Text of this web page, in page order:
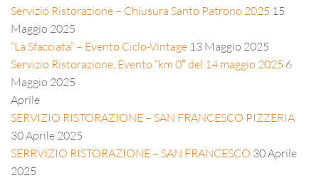
Servizio Ristorazione – Chiusura Santo Patrono 2025 15
Maggio 2025
“La Sfacciata” – Evento Ciclo-Vintage 13 Maggio 2025
Servizio Ristorazione, Evento “km 0″ del 14 maggio 2025 6
Maggio 2025
Aprile
SERVIZIO RISTORAZIONE – SAN FRANCESCO PIZZERIA
30 Aprile 2025
SERRVIZIO RISTORAZIONE – SAN FRANCESCO 30 Aprile
2025